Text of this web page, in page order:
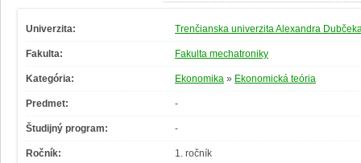
Univerzita: Trenčianska univerzita Alexandra
Fakulta: Fakulta mechatroniky
Kategória: Ekonomika » Ekonomická teória
Predmet: -
Študijný program: -
Ročník: 1. ročník